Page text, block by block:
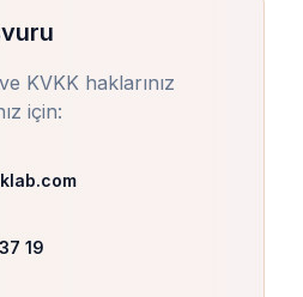
KVKK haklarınız
için:
19